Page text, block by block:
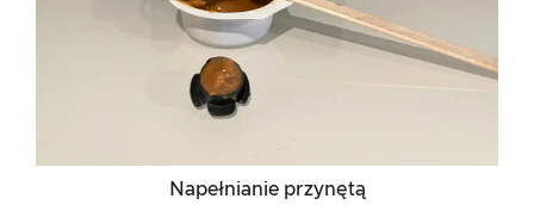
Napełnianie przynętą